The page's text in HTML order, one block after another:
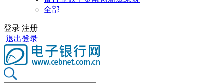
全部
登录 注册
退出登录